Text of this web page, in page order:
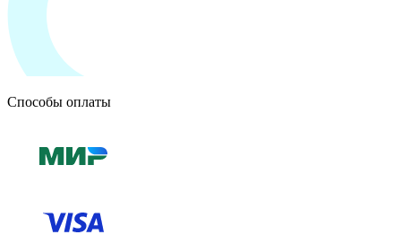
Способы оплаты